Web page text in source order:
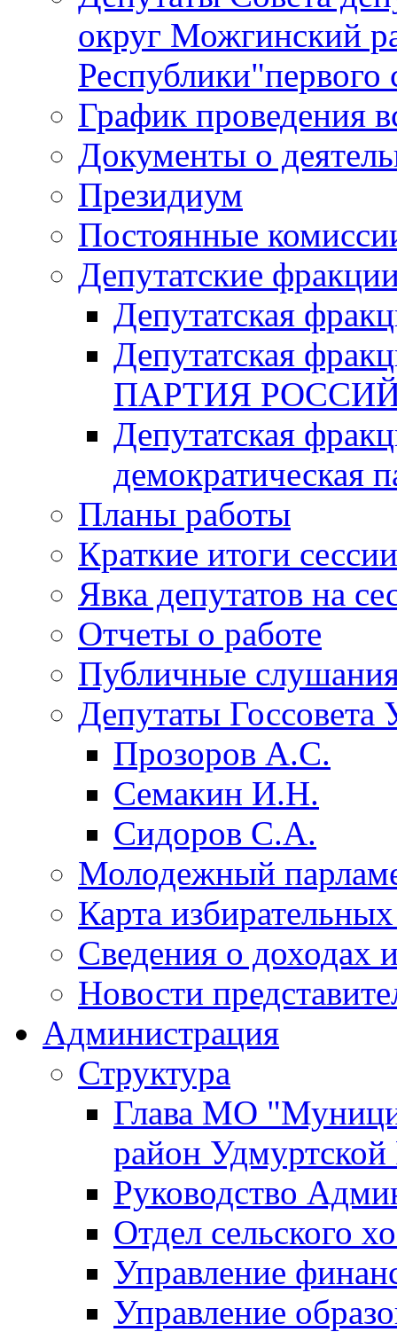
округ Можгинский
Республики"первого
График проведения
Документы о
Президиум
Постоянные
Депутатские
Депутатская
Депутатская
ПАРТИЯ
Депутатская
демократическая
Планы работы
Краткие итоги сессии
Явка депутатов на
Отчеты о работе
Публичные
Депутаты
Прозоров А.С.
Семакин И.Н.
Сидоров С.А.
Молодежный
Карта
Сведения о доходах
Новости
Администрация
Структура
Глава МО
район
Руководство
Отдел сельского
Управление
Управление